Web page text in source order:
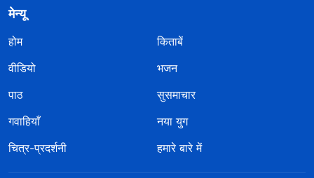
मेन्यू
होम
किताबें
वीडियो
भजन
पाठ
सुसमाचार
गवाहियाँ
नया युग
चित्र-प्रदर्शनी
हमारे बारे में